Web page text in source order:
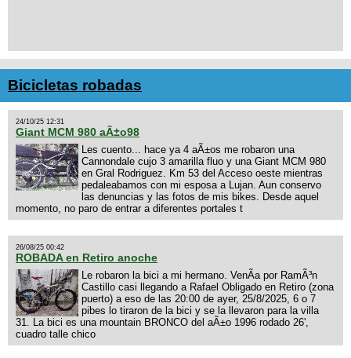
Bicicletas robadas
24/10/25 12:31
Giant MCM 980 aÃ±o98
Les cuento... hace ya 4 aÃ±os me robaron una
Cannondale cujo 3 amarilla fluo y una Giant MCM 980
en Gral Rodriguez. Km 53 del Acceso oeste mientras
pedaleabamos con mi esposa a Lujan. Aun conservo
las denuncias y las fotos de mis bikes. Desde aquel
momento, no paro de entrar a diferentes portales t
26/08/25 00:42
ROBADA en Retiro anoche
Le robaron la bici a mi hermano. VenÃ­a por RamÃ³n
Castillo casi llegando a Rafael Obligado en Retiro (zona
puerto) a eso de las 20:00 de ayer, 25/8/2025, 6 o 7
pibes lo tiraron de la bici y se la llevaron para la villa
31. La bici es una mountain BRONCO del aÃ±o 1996 rodado 26',
cuadro talle chico